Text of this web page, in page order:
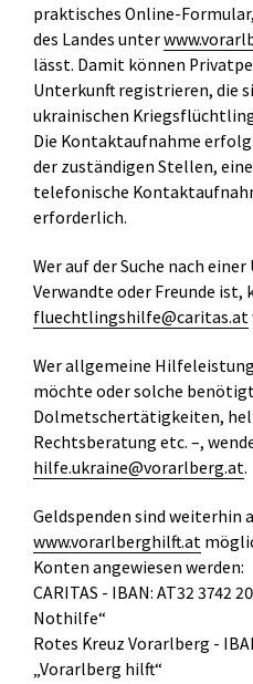
praktisches Online-
des Landes unter
lässt. Damit können
Unterkunft registrieren, die
ukrainischen
Die Kontaktaufnahme
der zuständigen Stellen,
telefonische
erforderlich.
Wer auf der Suche nach
Verwandte oder Freunde ist,
fluechtlingshilfe@caritas.at
Wer allgemeine
möchte oder solche benötigt
Dolmetschertätigkeiten,
Rechtsberatung etc. –,
hilfe.ukraine@vorarlberg.at.
Geldspenden sind weiterhin
www.vorarlberghilft.at
Konten angewiesen werden:
CARITAS - IBAN: AT32 3742
Nothilfe“
Rotes Kreuz Vorarlberg -
„Vorarlberg hilft“